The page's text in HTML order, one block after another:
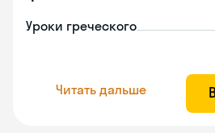
Уроки греческого
Читать дальше